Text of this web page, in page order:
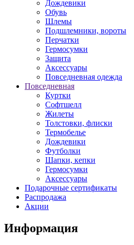
Дождевики
Обувь
Шлемы
Подшлемники, вороты
Перчатки
Гермосумки
Защита
Аксессуары
Повседневная одежда
Повседневная
Куртки
Софтшелл
Жилеты
Толстовки, флиски
Термобелье
Дождевики
Футболки
Шапки, кепки
Гермосумки
Аксессуары
Подарочные сертификаты
Распродажа
Акции
Информация